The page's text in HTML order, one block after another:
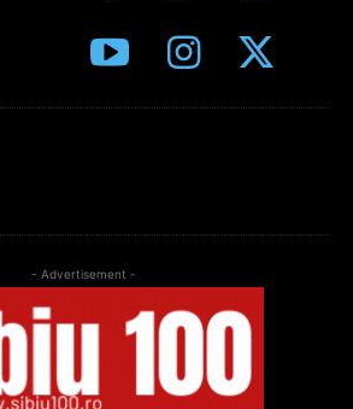
- Advertisement -